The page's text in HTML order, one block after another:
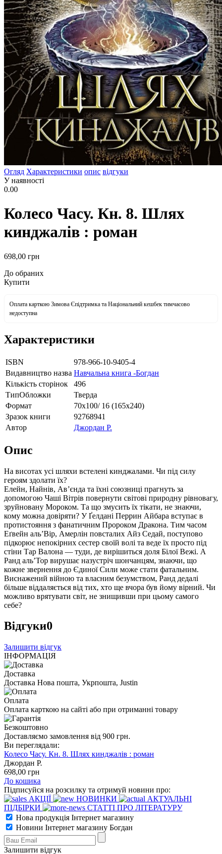
Огляд Характеристики опис відгуки
У наявності
0.00
Колесо Часу. Кн. 8. Шлях
кинджалів : роман
698,00 грн
До обраних
Купити
Оплата карткою Зимова Єпідтримка та Національний кешбек тимчасово
недоступна
Характеристики
ISBN
978-966-10-9405-4
Видавництво назва Навчальна книга -Богдан
Кількість сторінок
496
ТипОбложки
Тверда
Формат
70х100/ 16 (165х240)
Зразок книги
92768941
Автор
Джордан Р.
Опис
На висотах усі шляхи встелені кинджалами. Чи під силу
героям здолати їх?
Елейн, Найнів, Ав’єнда та їхні союзниці прагнуть за
допомогою Чаші Вітрів повернути світові природну рівновагу,
зруйновану Мороком. Та що змусить їх тікати, не знаючи,
кому можна довіряти? У Ґелдані Перрин Айбара вступає в
протистояння з фанатичним Пророком Дракона. Тим часом
Еґвейн аль’Вір, Амерлін повсталих Айз Седай, поступово
підкорює непокірних сестер своїй волі та веде їх просто під
стіни Тар Валона — туди, де вирішиться доля Білої Вежі. А
Ранд аль’Тор вирушає назустріч шончанцям, знаючи, що
кожне звернення до Єдиної Сили може стати фатальним.
Виснажений війною та власним безумством, Ранд дедалі
більше віддаляється від тих, хто ще вчора був йому вірний. Чи
можливо врятувати світ, не знищивши при цьому самого
себе?
Відгуки0
Залишити відгук
ІНФОРМАЦІЯ
Доставка
Доставка Нова пошта, Укрпошта, Justin
Оплата
Оплата карткою на сайті або при отриманні товару
Безкоштовно
Доставляємо замовлення від 900 грн.
Ви переглядали:
Колесо Часу. Кн. 8. Шлях кинджалів : роман
Джордан Р.
698,00 грн
До кошика
Підписуйся на розсилку та отримуй новини про:
АКЦІЇ
НОВИНКИ
АКТУАЛЬНІ
ПІДБІРКИ
СТАТТІ ПРО ЛІТЕРАТУРУ
Нова продукція Інтернет магазину
Новини Інтернет магазину Богдан
Залишити відгук